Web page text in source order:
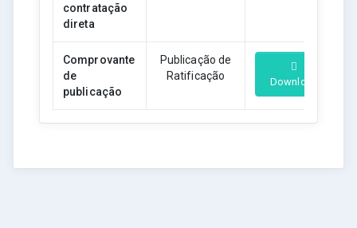
contratação
direta
Comprovante
de
publicação
Publicação de
Ratificação
Download